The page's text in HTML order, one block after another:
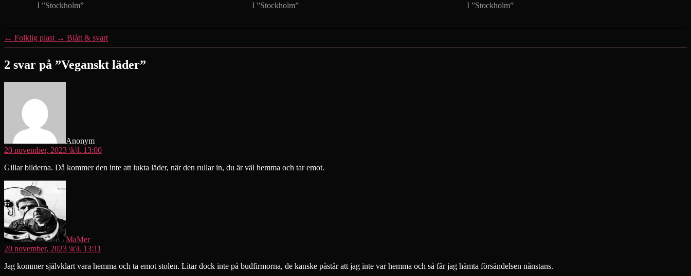
I ”Stockholm” I ”Stockholm” I ”Stockholm”
← Folklig plast → Blått & svart
2 svar på ”Veganskt läder”
Anonym
20 november, 2023 \k\l. 13:00
Gillar bilderna. Då kommer den inte att lukta läder, när den rullar in, du är väl hemma och tar emot.
MaMer
20 november, 2023 \k\l. 13:11
Jag kommer självklart vara hemma och ta emot stolen. Litar dock inte på budfirmorna, de kanske påstår att jag inte var hemma och så får jag hämta försändelsen nånstans.